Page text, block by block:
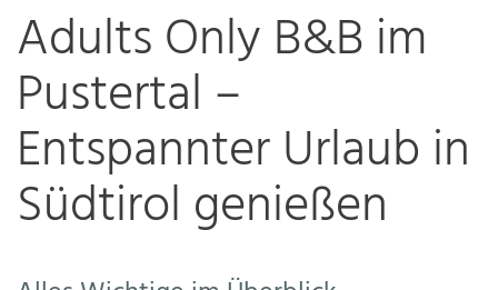
Adults Only B&B im
Pustertal –
Entspannter Urlaub in
Südtirol genießen